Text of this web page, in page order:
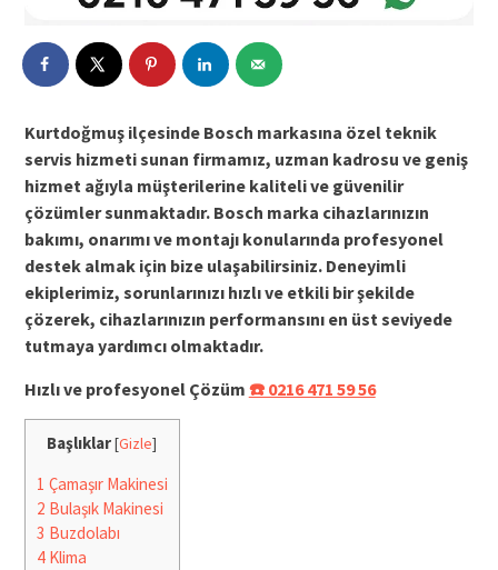
Kurtdoğmuş ilçesinde Bosch markasına özel teknik
servis hizmeti sunan firmamız, uzman kadrosu ve geniş
hizmet ağıyla müşterilerine kaliteli ve güvenilir
çözümler sunmaktadır. Bosch marka cihazlarınızın
bakımı, onarımı ve montajı konularında profesyonel
destek almak için bize ulaşabilirsiniz. Deneyimli
ekiplerimiz, sorunlarınızı hızlı ve etkili bir şekilde
çözerek, cihazlarınızın performansını en üst seviyede
tutmaya yardımcı olmaktadır.
Hızlı ve profesyonel Çözüm ☎️ 0216 471 59 56
Başlıklar[Gizle]
1 Çamaşır Makinesi
2 Bulaşık Makinesi
3 Buzdolabı
4Klima